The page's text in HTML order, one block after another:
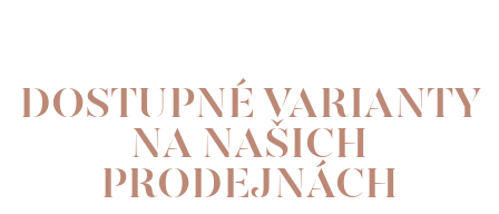
DOSTUPNÉ VARIANTY
NA NAŠICH
PRODEJNÁCH